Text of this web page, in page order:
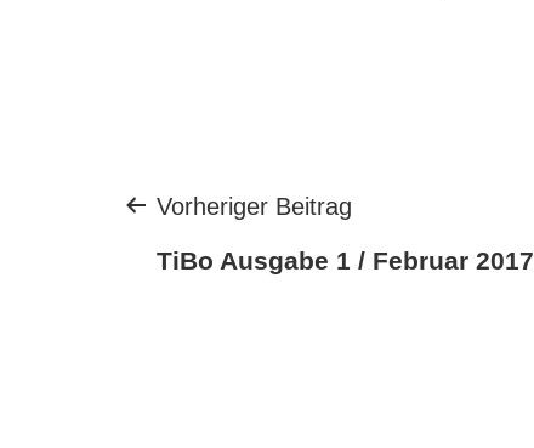
Vorheriger Beitrag
TiBo Ausgabe 1 / Februar 2017